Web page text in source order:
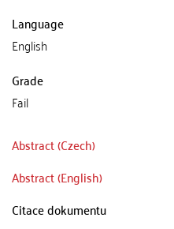
Language
English
Grade
Fail
Abstract (Czech)
Abstract (English)
Citace dokumentu